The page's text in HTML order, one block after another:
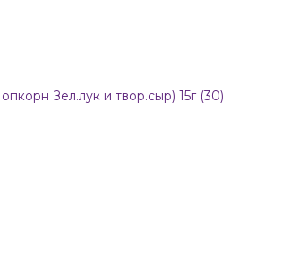
Зел.лук и твор.сыр) 15г (30)